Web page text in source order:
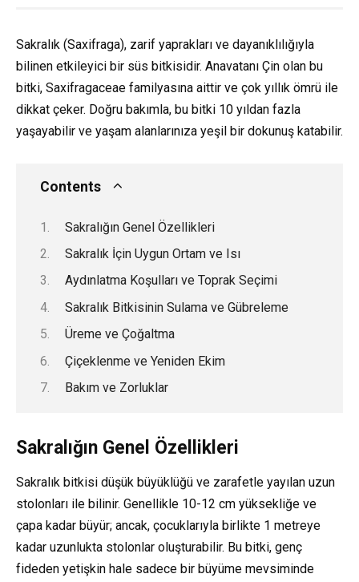
Sakralık (Saxifraga), zarif yaprakları ve dayanıklılığıyla
bilinen etkileyici bir süs bitkisidir. Anavatanı Çin olan bu
bitki, Saxifragaceae familyasına aittir ve çok yıllık ömrü ile
dikkat çeker. Doğru bakımla, bu bitki 10 yıldan fazla
yaşayabilir ve yaşam alanlarınıza yeşil bir dokunuş katabilir.
Contents
Sakralığın Genel Özellikleri
Sakralık İçin Uygun Ortam ve Isı
Aydınlatma Koşulları ve Toprak Seçimi
Sakralık Bitkisinin Sulama ve Gübreleme
Üreme ve Çoğaltma
Çiçeklenme ve Yeniden Ekim
Bakım ve Zorluklar
Sakralığın Genel Özellikleri
Sakralık bitkisi düşük büyüklüğü ve zarafetle yayılan uzun
stolonları ile bilinir. Genellikle 10-12 cm yüksekliğe ve
çapa kadar büyür; ancak, çocuklarıyla birlikte 1 metreye
kadar uzunlukta stolonlar oluşturabilir. Bu bitki, genç
fideden yetişkin hale sadece bir büyüme mevsiminde